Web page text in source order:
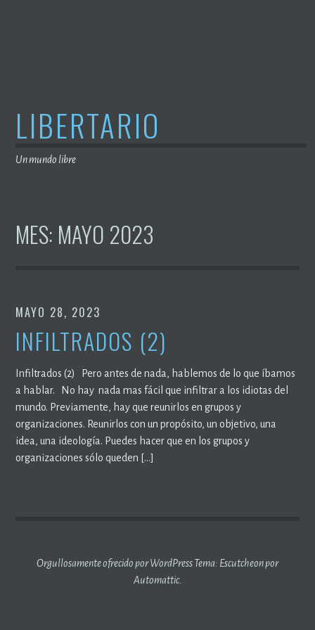
LIBERTARIO
Un mundo libre
MES: MAYO 2023
MAYO 28, 2023
INFILTRADOS (2)
Infiltrados (2) Pero antes de nada, hablemos de lo que íbamos
a hablar. No hay nada mas fácil que infiltrar a los idiotas del
mundo. Previamente, hay que reunirlos en grupos y
organizaciones. Reunirlos con un propósito, un objetivo, una
idea, una ideología. Puedes hacer que en los grupos y
organizaciones sólo queden […]
Orgullosamente ofrecido por WordPressTema: Escutcheon por
Automattic.